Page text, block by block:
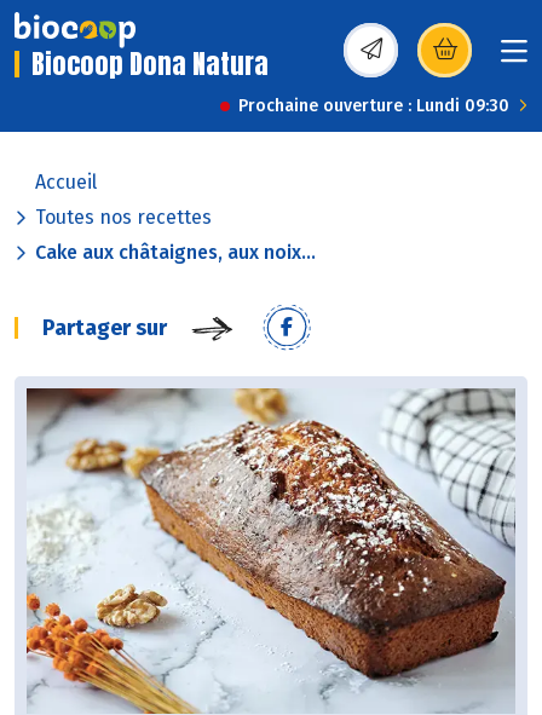
Biocoop Dona Natura (s’ouvre dans une
Prochaine ouverture : Lundi 09:30
Accueil
Toutes nos recettes
Cake aux châtaignes, aux noix...
Partager sur